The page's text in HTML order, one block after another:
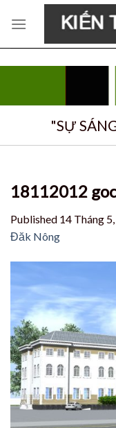
"SỰ
18112012
Published 14 Tháng
Đăk Nông